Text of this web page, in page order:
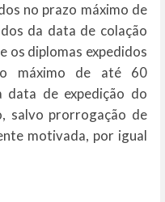
no prazo máximo de
da data de colação
os diplomas expedidos
máximo de até 60
data de expedição do
salvo prorrogação de
motivada, por igual